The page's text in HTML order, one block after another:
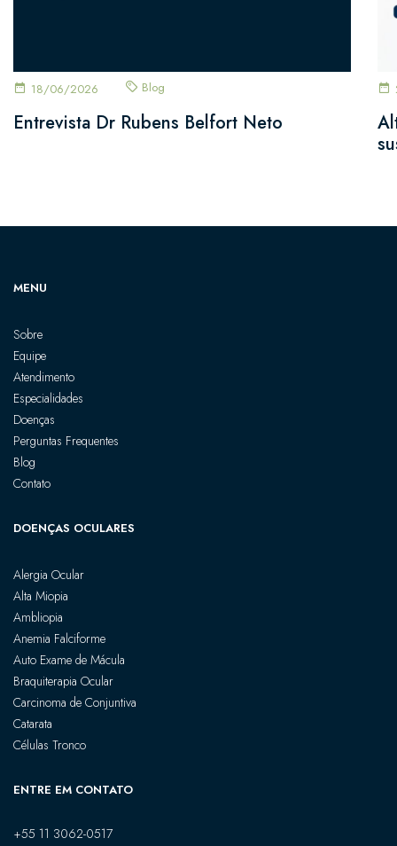
18/06/2026 Blog
Entrevista Dr Rubens Belfort Neto
MENU
Sobre
Equipe
Atendimento
Especialidades
Doenças
Perguntas Frequentes
Blog
Contato
DOENÇAS OCULARES
Alergia Ocular
Alta Miopia
Ambliopia
Anemia Falciforme
Auto Exame de Mácula
Braquiterapia Ocular
Carcinoma de Conjuntiva
Catarata
Células Tronco
ENTRE EM CONTATO
+55 11 3062-0517